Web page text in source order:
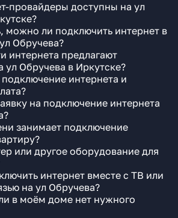
провайдеры доступны на ул
можно ли подключить интернет в
Обручева?
интернета предлагают
ул Обручева в Иркутске?
интернета и
на подключение интернета
занимает подключение
или другое оборудование для
интернет вместе с ТВ или
на ул Обручева?
в моём доме нет нужного